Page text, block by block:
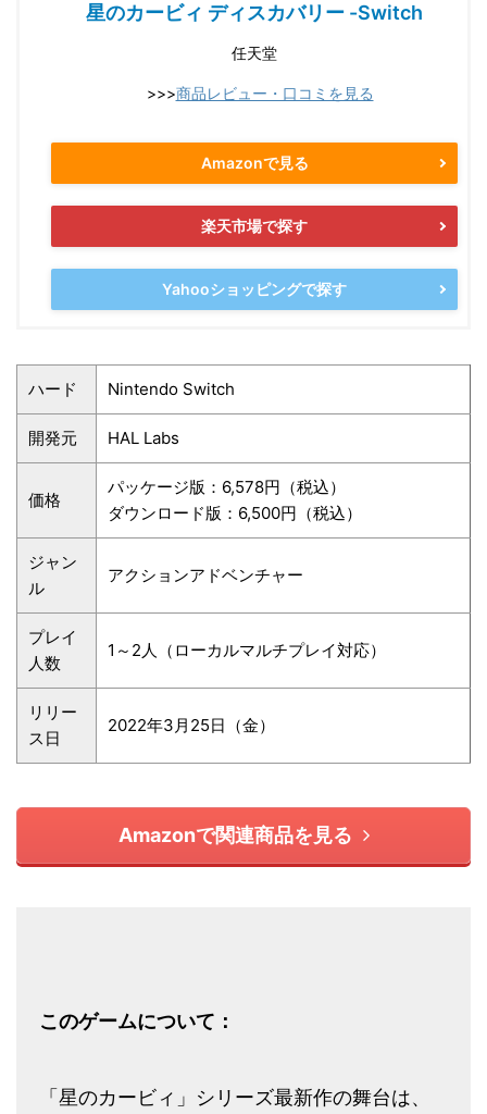
星のカービィ ディスカバリー -Switch
任天堂
>>>商品レビュー・口コミを見る
Amazonで見る
楽天市場で探す
Yahooショッピングで探す
ハード Nintendo Switch
開発元 HAL Labs
価格
パッケージ版：6,578円（税込）
ダウンロード版：6,500円（税込）
ジャン
ル
アクションアドベンチャー
プレイ
人数
1～2人（ローカルマルチプレイ対応）
リリー
ス日
2022年3月25日（金）
Amazonで関連商品を見る
このゲームについて：
「星のカービィ」シリーズ最新作の舞台は、